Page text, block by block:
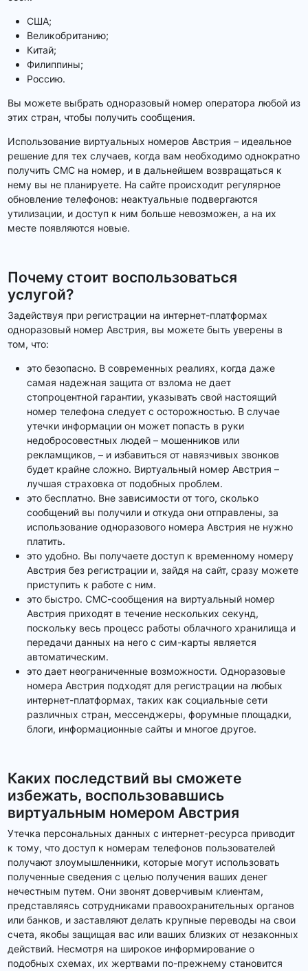
США;
Великобританию;
Китай;
Филиппины;
Россию.
Вы можете выбрать одноразовый номер оператора любой из
этих стран, чтобы получить сообщения.
Использование виртуальных номеров Австрия – идеальное
решение для тех случаев, когда вам необходимо однократно
получить СМС на номер, и в дальнейшем возвращаться к
нему вы не планируете. На сайте происходит регулярное
обновление телефонов: неактуальные подвергаются
утилизации, и доступ к ним больше невозможен, а на их
месте появляются новые.
Почему стоит воспользоваться
услугой?
Задействуя при регистрации на интернет-платформах
одноразовый номер Австрия, вы можете быть уверены в
том, что:
это безопасно. В современных реалиях, когда даже
самая надежная защита от взлома не дает
стопроцентной гарантии, указывать свой настоящий
номер телефона следует с осторожностью. В случае
утечки информации он может попасть в руки
недобросовестных людей – мошенников или
рекламщиков, – и избавиться от навязчивых звонков
будет крайне сложно. Виртуальный номер Австрия –
лучшая страховка от подобных проблем.
это бесплатно. Вне зависимости от того, сколько
сообщений вы получили и откуда они отправлены, за
использование одноразового номера Австрия не нужно
платить.
это удобно. Вы получаете доступ к временному номеру
Австрия без регистрации и, зайдя на сайт, сразу можете
приступить к работе с ним.
это быстро. СМС-сообщения на виртуальный номер
Австрия приходят в течение нескольких секунд,
поскольку весь процесс работы облачного хранилища и
передачи данных на него с сим-карты является
автоматическим.
это дает неограниченные возможности. Одноразовые
номера Австрия подходят для регистрации на любых
интернет-платформах, таких как социальные сети
различных стран, мессенджеры, форумные площадки,
блоги, информационные сайты и многое другое.
Каких последствий вы сможете
избежать, воспользовавшись
виртуальным номером Австрия
Утечка персональных данных с интернет-ресурса приводит
к тому, что доступ к номерам телефонов пользователей
получают злоумышленники, которые могут использовать
полученные сведения с целью получения ваших денег
нечестным путем. Они звонят доверчивым клиентам,
представляясь сотрудниками правоохранительных органов
или банков, и заставляют делать крупные переводы на свои
счета, якобы защищая вас или ваших близких от незаконных
действий. Несмотря на широкое информирование о
подобных схемах, их жертвами по-прежнему становится